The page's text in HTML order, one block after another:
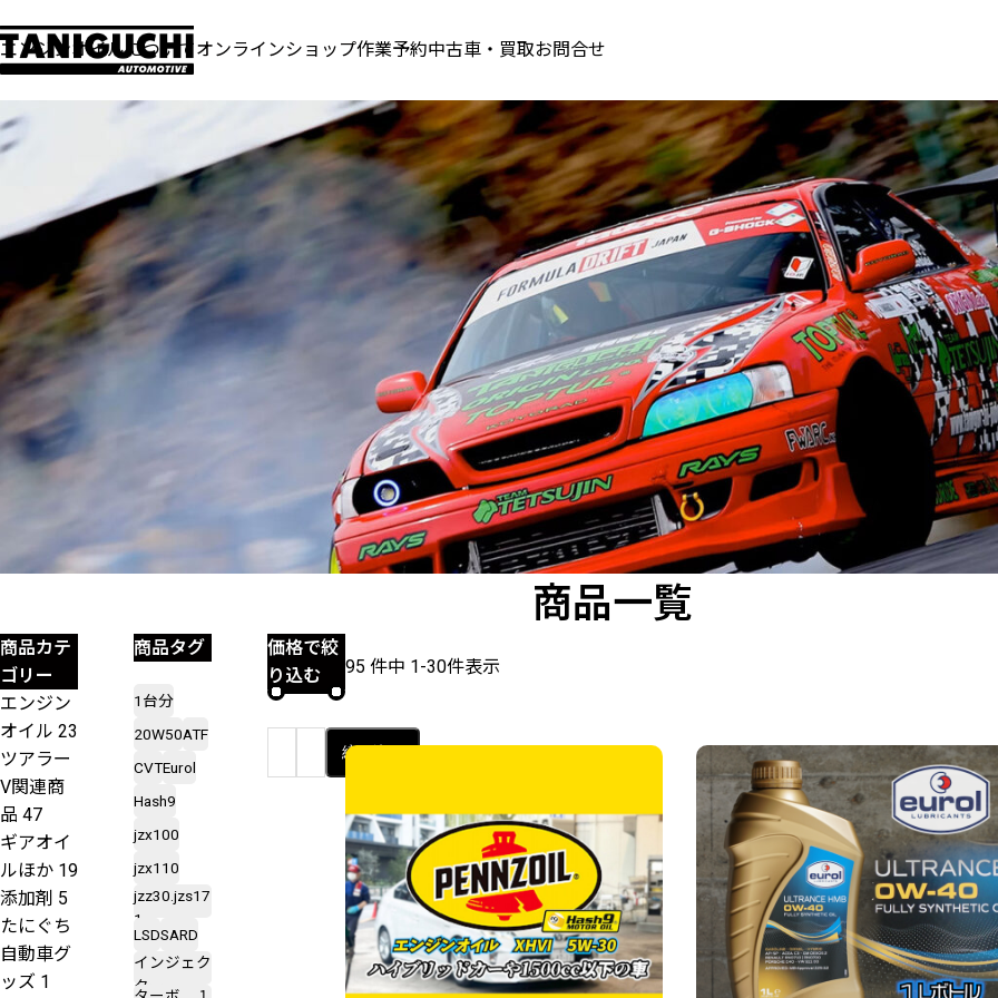
エンジンオイルについてオンラインショップ作業予約中古車・買取お問合せ
2026年7月より第一火曜日も定
休となります。
お知らせ
【在庫あるだけ】Hash９オイル
決算大放出
お知らせ
燃費対策キャンペーンを開催
重要なお知らせ
お知らせ
会員登録・ログイン方法のご案
内
見出し
サンプルテキスト。サンプルテキスト。
見出し
サンプルテキスト。サンプルテキスト。
見出し
サンプルテキスト
商品一覧
商品カテ
ゴリー
エンジン
オイル 23
ツアラー
V関連商
品 47
ギアオイ
ルほか 19
添加剤 5
たにぐち
自動車グ
ッズ 1
商品タグ
1台分
20W50ATF
CVTEurol
Hash9
jzx100
jzx110
jzz30.jzs17
1
LSDSARD
インジェク
ター
価格で絞
り込む
絞り込む
95 件中 1-30件表示
在